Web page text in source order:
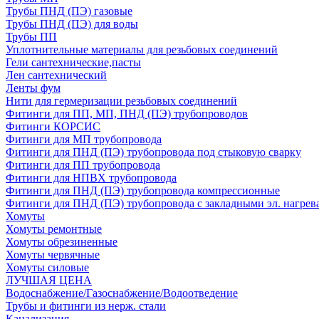
Трубы ПНД (ПЭ) газовые
Трубы ПНД (ПЭ) для воды
Трубы ПП
Уплотнительные материалы для резьбовых соединений
Гели сантехнические,пасты
Лен сантехнический
Ленты фум
Нити для гермеризации резьбовых соединений
Фитинги для ПП, МП, ПНД (ПЭ) трубопроводов
Фитинги КОРСИС
Фитинги для МП трубопровода
Фитинги для ПНД (ПЭ) трубопровода под стыковую сварку
Фитинги для ПП трубопровода
Фитинги для НПВХ трубопровода
Фитинги для ПНД (ПЭ) трубопровода компрессионные
Фитинги для ПНД (ПЭ) трубопровода с закладными эл.
Хомуты
Хомуты ремонтные
Хомуты обрезиненные
Хомуты червячные
Хомуты силовые
ЛУЧШАЯ ЦЕНА
Водоснабжение/Газоснабжение/Водоотведение
Трубы и фитинги из нерж. стали